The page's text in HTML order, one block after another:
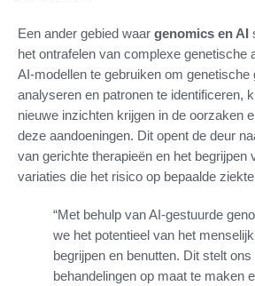
Een ander gebied waar genomics en AI
het ontrafelen van complexe genetische
AI-modellen te gebruiken om genetische
analyseren en patronen te identificeren,
nieuwe inzichten krijgen in de oorzaken
deze aandoeningen. Dit opent de deur
van gerichte therapieën en het begrijpen
variaties die het risico op bepaalde
“Met behulp van AI-gestuurde
we het potentieel van het
begrijpen en benutten. Dit stelt
behandelingen op maat te maken